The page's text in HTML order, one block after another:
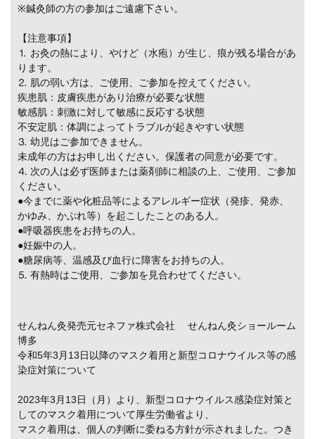
※鍼灸師の方の参加はご遠慮下さい。
【注意事項】
⒈ お灸の熱により、やけど（水疱）が生じ、痕が残る場合があ
ります。
⒉ 肌の弱い方は、ご使用、ご参加を控えてください。
疾患肌：皮膚疾患があり治療が必要な状態
敏感肌：刺激に対して敏感に反応する状態
不安定肌：体調によってトラブルが起きやすい状態
⒊ 幼児はご参加できません。
未成年の方はお申し出ください。保護者の同意が必要です。
⒋ 次の人は必ず医師または薬剤師に相談の上、ご使用、ご参加
ください。
●今までに薬や化粧品等によるアレルギー症状（発疹、発赤、
かゆみ、かぶれ等）を起こしたことのある人。
●呼吸器疾患をお持ちの人。
●妊娠中の人。
●糖尿病等、温感及び血行に障害をお持ちの人。
⒌ 有熱時はご使用、ご参加を見合わせてください。
せんねん灸発売元セネファ株式会社 せんねん灸ショールーム
博多
令和5年3月13日以降のマスク着用と新型コロナウイルス等の感
染症対策について
2023年3月13日（月）より、新型コロナウイルス感染症対策と
してのマスク着用について厚生労働省より、
マスク着用は、個人の判断に委ねる方針が示されました。つき